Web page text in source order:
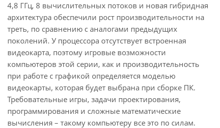
4,8 ГГц, 8 вычислительных потоков и новая гибридная
архитектура обеспечили рост производительности на
треть, по сравнению с аналогами предыдущих
поколений. У процессора отсутствует встроенная
видеокарта, поэтому игровые возможности
компьютеров этой серии, как и производительность
при работе с графикой определяется моделью
видеокарты, которая будет выбрана при сборке ПК.
Требовательные игры, задачи проектирования,
программирования и сложные математические
вычисления – такому компьютеру все это по силам.